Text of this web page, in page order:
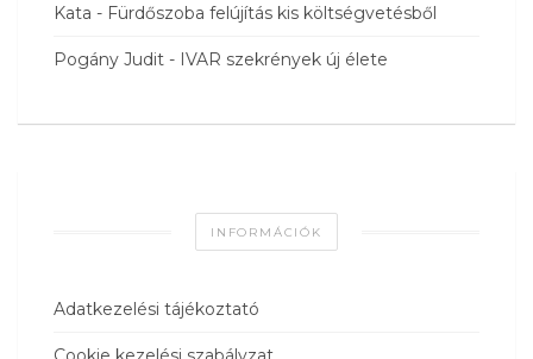
Kata - Fürdőszoba felújítás kis költségvetésből
Pogány Judit - IVAR szekrények új élete
INFORMÁCIÓK
Adatkezelési tájékoztató